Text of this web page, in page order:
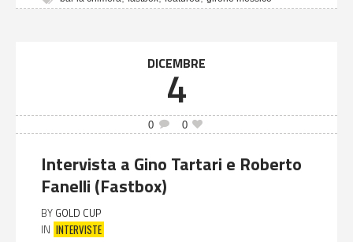
DICEMBRE
4
0 0
Intervista a Gino Tartari e Roberto
Fanelli (Fastbox)
BY GOLD CUP
IN INTERVISTE